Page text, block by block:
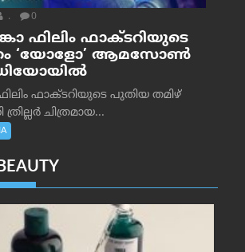
. 0
ഫിലിം ഫാക്ടറിയുടെ
‘യോളോ’ ആമസോൺ
ഫാക്ടറിയുടെ പുതിയ തമിഴ്
ത്രില്ലർ ചിത്രമായ...